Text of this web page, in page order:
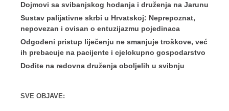
Dojmovi sa svibanjskog hodanja i druženja na Jarunu
Sustav palijativne skrbi u Hrvatskoj: Neprepoznat,
nepovezan i ovisan o entuzijazmu pojedinaca
Odgođeni pristup liječenju ne smanjuje troškove, već
ih prebacuje na pacijente i cjelokupno gospodarstvo
Dođite na redovna druženja oboljelih u svibnju
SVE OBJAVE: